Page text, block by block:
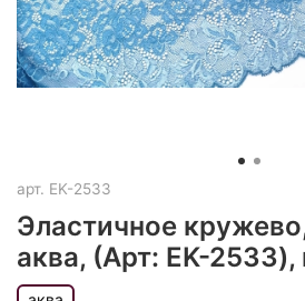
арт. EK-2533
Эластичное
аква, (Арт: EK-2533),